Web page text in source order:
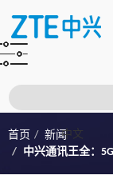
首页
新闻
中兴通讯王全：